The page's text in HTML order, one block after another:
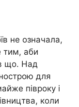
не означала,
аби
що. Над
для
півроку і
коли